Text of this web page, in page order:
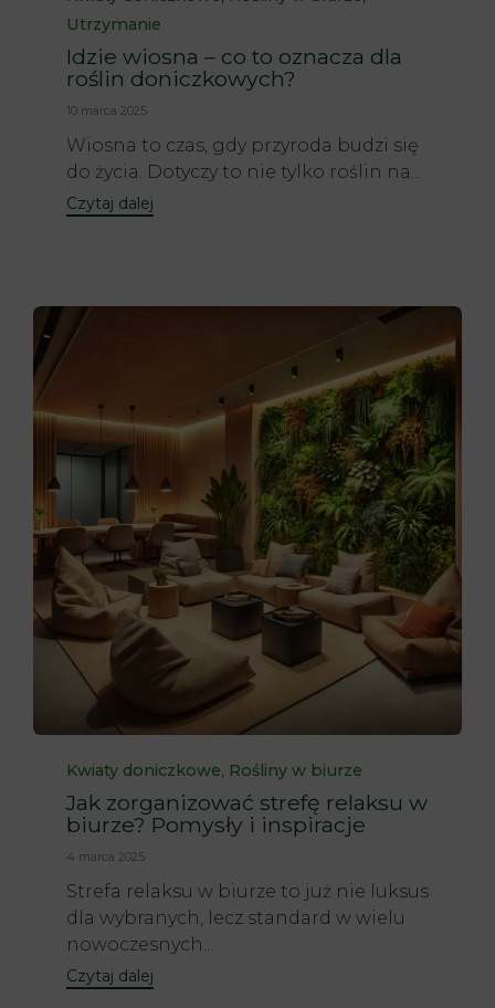
Utrzymanie
Idzie wiosna – co to oznacza dla
roślin doniczkowych?
10 marca 2025
Wiosna to czas, gdy przyroda budzi się
do życia. Dotyczy to nie tylko roślin na...
Czytaj dalej
Category
Kwiaty doniczkowe, Rośliny w biurze
Jak zorganizować strefę relaksu w
biurze? Pomysły i inspiracje
4 marca 2025
Strefa relaksu w biurze to już nie luksus
dla wybranych, lecz standard w wielu
nowoczesnych...
Czytaj dalej